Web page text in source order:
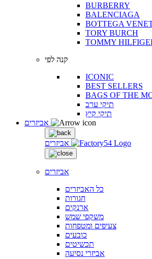
BURBERRY
BALENCIAGA
BOTTEGA
TORY BURCH
TOMMY
קנה לפי
ICONIC
BEST SELLERS
BAGS OF THE
תיקי ערב
תיקי קיץ
אביזרים
אביזרים
כל האביזרים
חגורות
ארנקים
משקפי שמש
צעיפים ומטפחות
כובעים
תכשיטים
אביזרי נסיעה